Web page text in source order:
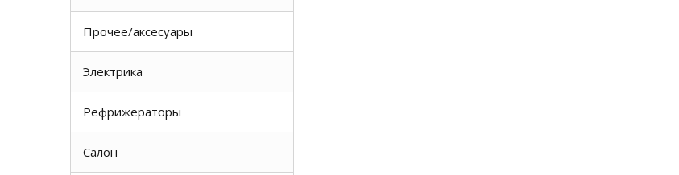
Прочее/аксесуары
Электрика
Рефрижераторы
Салон